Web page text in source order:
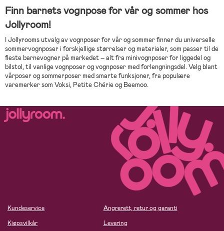
Finn barnets vognpose for vår og sommer hos
Jollyroom!
I Jollyrooms utvalg av vognposer for vår og sommer finner du universelle
sommervognposer i forskjellige størrelser og materialer, som passer til de
fleste barnevogner på markedet – alt fra minivognposer for liggedel og
bilstol, til vanlige vognposer og vognposer med forlengningsdel. Velg blant
vårposer og sommerposer med smarte funksjoner, fra populære
varemerker som Voksi, Petite Chérie og Beemoo.
Kundeservice
Kjøpsvilkår
Angrerett, retur og garanti
Levering